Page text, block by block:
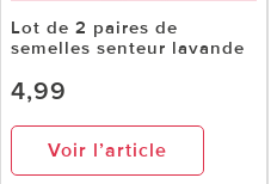
Lot de 2 paires de
semelles senteur lavande
4,99
Voir l’article